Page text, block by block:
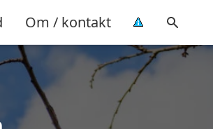
Om / kontakt